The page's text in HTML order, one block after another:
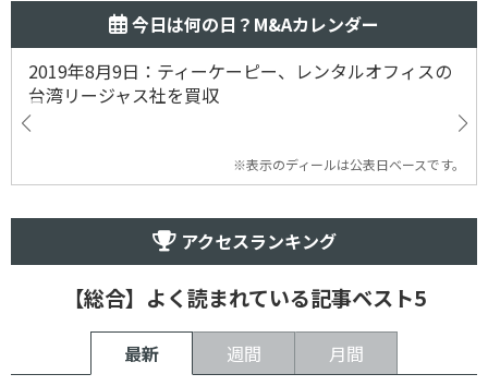
今日は何の日？M&Aカレンダー
2019年8月9日：ティーケーピー、レンタルオフィスの
台湾リージャス社を買収
※表示のディールは公表日ベースです。
アクセスランキング
【総合】よく読まれている記事ベスト5
最新 週間 月間